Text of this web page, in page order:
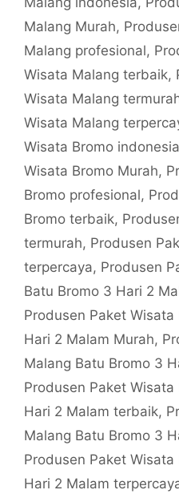
Malang Murah,
Malang profesional,
Wisata Malang terbaik,
Wisata Malang
Wisata Malang
Wisata Bromo indonesia
Wisata Bromo Murah,
Bromo profesional,
Bromo terbaik,
termurah, Produsen
terpercaya, Produsen
Batu Bromo 3 Hari 2
Produsen Paket
Hari 2 Malam Murah,
Malang Batu Bromo 3
Produsen Paket
Hari 2 Malam terbaik,
Malang Batu Bromo 3
Produsen Paket
Hari 2 Malam